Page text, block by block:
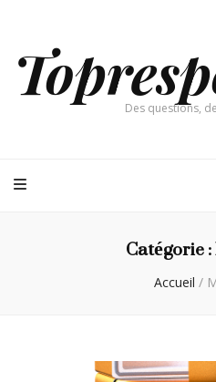
Des questions,
Catégorie :
Accueil /